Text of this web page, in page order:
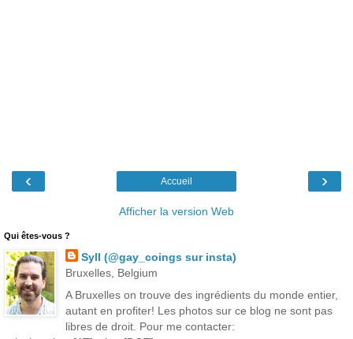
‹ ›
Accueil
Afficher la version Web
Qui êtes-vous ?
Syll (@gay_coings sur insta)
Bruxelles, Belgium
A Bruxelles on trouve des ingrédients du monde entier,
autant en profiter! Les photos sur ce blog ne sont pas
libres de droit. Pour me contacter: